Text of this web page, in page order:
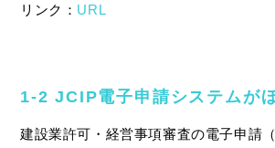
リンク： URL
1‑2 JCIP電子申請システムが
建設業許可・経営事項審査の電子申請